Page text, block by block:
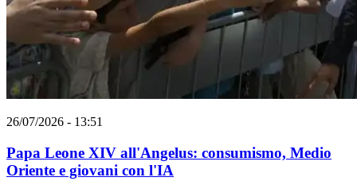
26/07/2026 - 13:51
Papa Leone XIV all'Angelus: consumismo, Medio
Oriente e giovani con l'IA